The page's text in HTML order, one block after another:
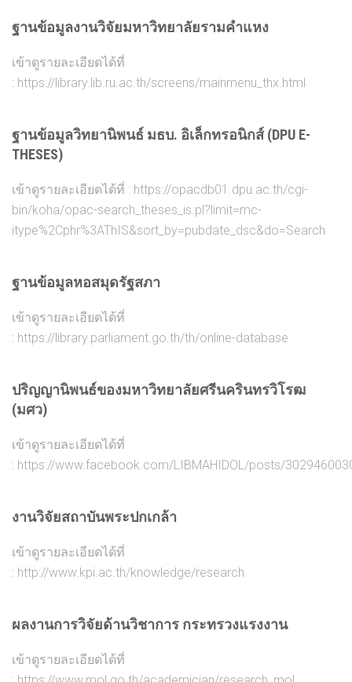
ฐานข้อมูลงานวิจัยมหาวิทยาลัยรามคำแหง
เข้าดูรายละเอียดได้ที่
: https://library.lib.ru.ac.th/screens/mainmenu_thx.html
ฐานข้อมูลวิทยานิพนธ์ มธบ. อิเล็กทรอนิกส์ (DPU E-
THESES)
เข้าดูรายละเอียดได้ที่ : https://opacdb01.dpu.ac.th/cgi-
bin/koha/opac-search_theses_is.pl?limit=mc-
itype%2Cphr%3AThIS&sort_by=pubdate_dsc&do=Search
ฐานข้อมูลหอสมุดรัฐสภา
เข้าดูรายละเอียดได้ที่
: https://library.parliament.go.th/th/online-database
ปริญญานิพนธ์ของมหาวิทยาลัยศรีนครินทรวิโรฒ
(มศว)
เข้าดูรายละเอียดได้ที่
: https://www.facebook.com/LIBMAHIDOL/posts/
งานวิจัยสถาบันพระปกเกล้า
เข้าดูรายละเอียดได้ที่
: http://www.kpi.ac.th/knowledge/research
ผลงานการวิจัยด้านวิชาการ กระทรวงแรงงาน
เข้าดูรายละเอียดได้ที่